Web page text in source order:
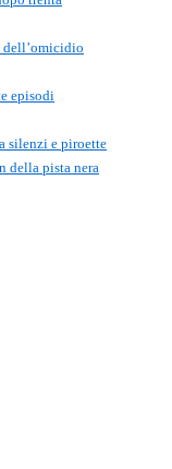
dell’omicidio
episodi
silenzi e piroette
della pista nera